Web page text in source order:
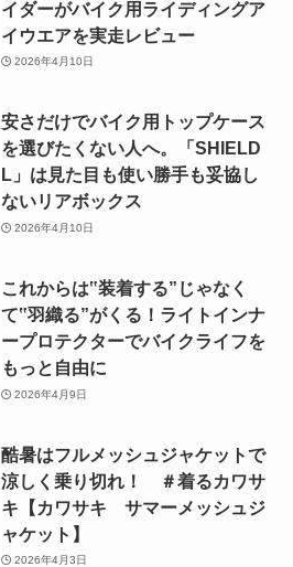
イダーがバイク用ライディングア
イウエアを実走レビュー
2026年4月10日
安さだけでバイク用トップケース
を選びたくない人へ。「SHIELD
L」は見た目も使い勝手も妥協し
ないリアボックス
2026年4月10日
これからは‟装着する”じゃなく
て‟羽織る”がくる！ライトインナ
ープロテクターでバイクライフを
もっと自由に
2026年4月9日
酷暑はフルメッシュジャケットで
涼しく乗り切れ！ ＃着るカワサ
キ【カワサキ サマーメッシュジ
ャケット】
2026年4月3日